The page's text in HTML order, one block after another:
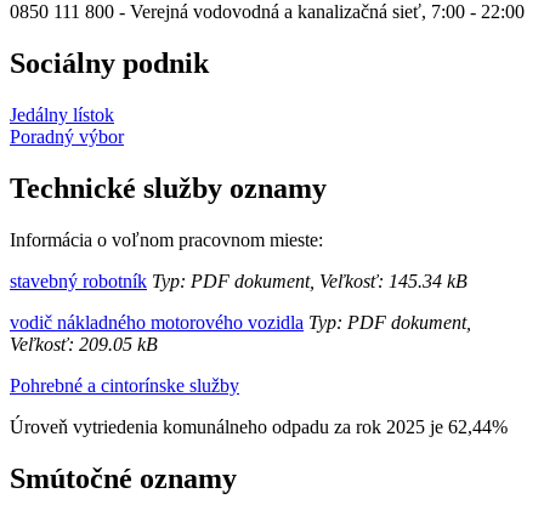
0850 111 800 - Verejná vodovodná a kanalizačná sieť, 7:00 - 22:00
Sociálny podnik
Jedálny lístok
Poradný výbor
Technické služby oznamy
Informácia o voľnom pracovnom mieste:
stavebný robotník Typ: PDF dokument, Veľkosť: 145.34 kB
vodič nákladného motorového vozidla Typ: PDF dokument,
Veľkosť: 209.05 kB
Pohrebné a cintorínske služby
Úroveň vytriedenia komunálneho odpadu za rok 2025 je 62,44%
Smútočné oznamy